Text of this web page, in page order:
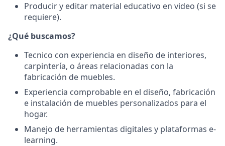
Producir y editar material educativo en video (si se
requiere).
¿Qué buscamos?
Tecnico con experiencia en diseño de interiores,
carpintería, o áreas relacionadas con la
fabricación de muebles.
Experiencia comprobable en el diseño, fabricación
e instalación de muebles personalizados para el
hogar.
Manejo de herramientas digitales y plataformas e-
learning.